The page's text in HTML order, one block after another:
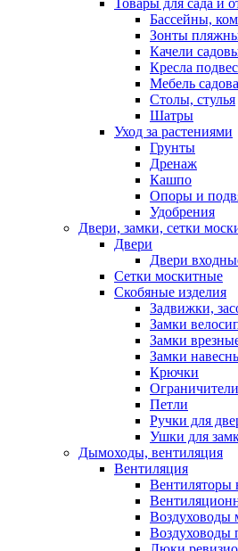
Товары для сада и
Бассейны,
Зонты
Качели
Кресла
Мебель
Столы, стулья
Шатры
Уход за растениями
Грунты
Дренаж
Кашпо
Опоры и
Удобрения
Двери, замки, сетки
Двери
Двери
Сетки москитные
Скобяные изделия
Задвижки,
Замки
Замки
Замки
Крючки
Петли
Ручки для
Ушки для
Дымоходы, вентиляция
Вентиляция
Вентиляторы
Воздуховоды
Воздуховоды